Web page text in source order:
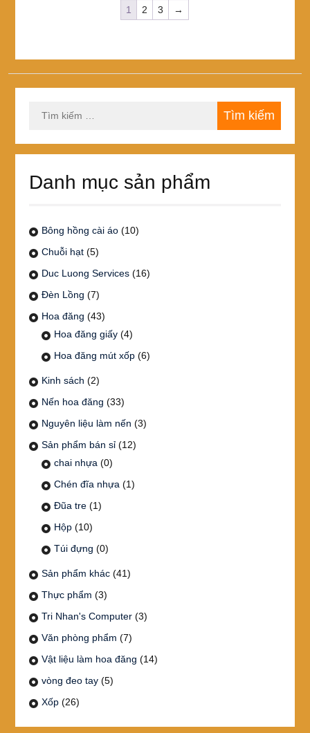
1 2 3 →
kiếm
Danh mục sản phẩm
Bông hồng cài áo (10)
Chuỗi hạt (5)
Duc Luong Services (16)
Đèn Lồng (7)
Hoa đăng (43)
Hoa đăng giấy (4)
Hoa đăng mút xốp (6)
Kinh sách (2)
Nến hoa đăng (33)
Nguyên liệu làm nến (3)
Sản phẩm bán sỉ (12)
chai nhựa (0)
Chén đĩa nhựa (1)
Đũa tre (1)
Hộp (10)
Túi đựng (0)
Sản phẩm khác (41)
Thực phẩm (3)
Tri Nhan's Computer (3)
Văn phòng phẩm (7)
Vật liệu làm hoa đăng (14)
vòng đeo tay (5)
Xốp (26)